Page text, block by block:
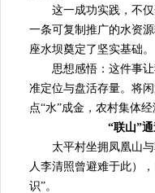
这一成功实践，不仅
一条可复制推广的水资
座水坝奠定了坚实基础。
思想感悟：这件事让
准定位与盘活存量。将
点“水”成金，农村集体
“联山”
太平村坐拥凤凰山与
人李清照曾避难于此）
识”。